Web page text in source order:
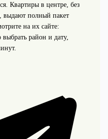
Квартиры в центре, без
выдают полный пакет
на их сайте:
район и дату,